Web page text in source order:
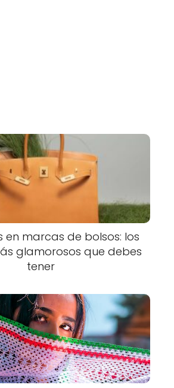
en marcas de bolsos: los
glamorosos que debes
tener